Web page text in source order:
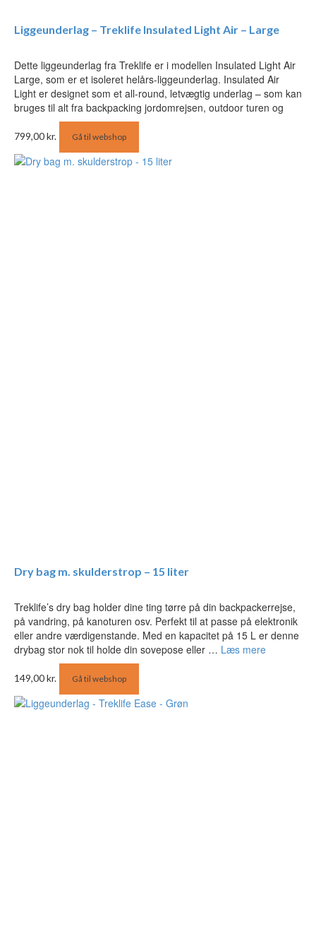
Liggeunderlag – Treklife Insulated Light Air – Large
Dette liggeunderlag fra Treklife er i modellen Insulated Light Air
Large, som er et isoleret helårs-liggeunderlag. Insulated Air
Light er designet som et all-round, letvægtig underlag – som kan
bruges til alt fra backpacking jordomrejsen, outdoor turen og
799,00kr. Gå til webshop
Dry bag m. skulderstrop – 15 liter
Treklife’s dry bag holder dine ting tørre på din backpackerrejse,
på vandring, på kanoturen osv. Perfekt til at passe på elektronik
eller andre værdigenstande. Med en kapacitet på 15 L er denne
drybag stor nok til holde din sovepose eller … Læs mere
149,00kr. Gå til webshop